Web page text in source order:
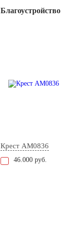
Благоустройство
Крест AM0836
46.000 руб.